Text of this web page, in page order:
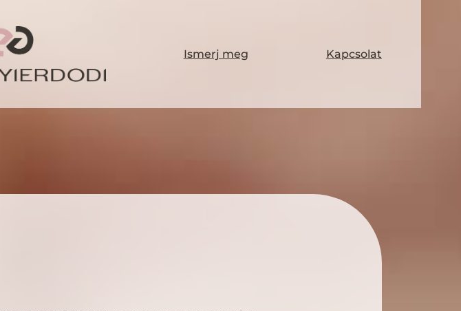
Ismerj meg Kapcsolat